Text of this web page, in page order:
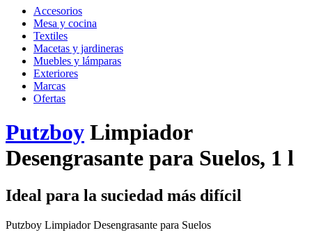
Accesorios
Mesa y cocina
Textiles
Macetas y jardineras
Muebles y lámparas
Exteriores
Marcas
Ofertas
Putzboy Limpiador
Desengrasante para Suelos, 1 l
Ideal para la suciedad más difícil
Putzboy Limpiador Desengrasante para Suelos